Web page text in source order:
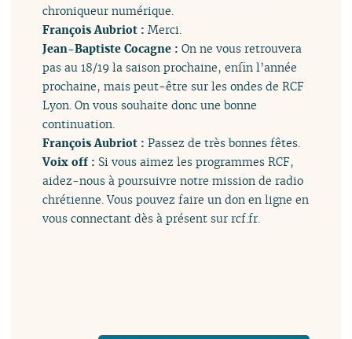
chroniqueur numérique.
François Aubriot :Merci.
Jean-Baptiste Cocagne :On ne vous retrouvera
pas au 18/19 la saison prochaine, enfin l’année
prochaine, mais peut-être sur les ondes de RCF
Lyon. On vous souhaite donc une bonne
continuation.
François Aubriot :Passez de très bonnes fêtes.
Voix off : Si vous aimez les programmes RCF,
aidez-nous à poursuivre notre mission de radio
chrétienne. Vous pouvez faire un don en ligne en
vous connectant dès à présent sur rcf.fr.